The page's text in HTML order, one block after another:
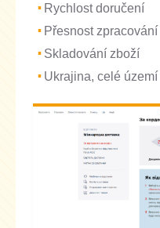
Rychlost doručení
Přesnost zpracování
Skladování zboží
Ukrajina, celé území